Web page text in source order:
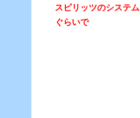
スピリッツのシステ
ぐらいで